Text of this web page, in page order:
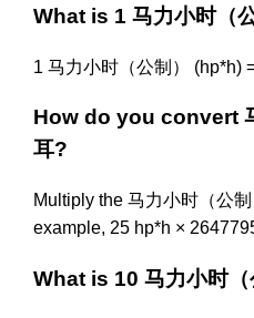
What is 1 马力小时（
1 马力小时（公制） (hp*h)
How do you convert
耳?
Multiply the 马力小时（公
example, 25 hp*h ×
What is 10 马力小时